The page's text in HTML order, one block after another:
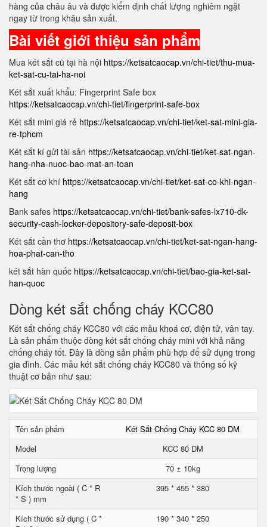
hàng của châu âu và được kiểm định chất lượng nghiêm ngặt
ngay từ trong khâu sản xuất.
Bài viết giới thiệu sản phẩm
Mua két sắt cũ tại hà nội https://ketsatcaocap.vn/chi-tiet/thu-mua-
ket-sat-cu-tai-ha-noi
Két sắt xuất khẩu: Fingerprint Safe box
https://ketsatcaocap.vn/chi-tiet/fingerprint-safe-box
Két sắt mini giá rẻ https://ketsatcaocap.vn/chi-tiet/ket-sat-mini-gia-
re-tphcm
Két sắt kí gửi tài sản https://ketsatcaocap.vn/chi-tiet/ket-sat-ngan-
hang-nha-nuoc-bao-mat-an-toan
Két sắt cơ khí https://ketsatcaocap.vn/chi-tiet/ket-sat-co-khi-ngan-
hang
Bank safes https://ketsatcaocap.vn/chi-tiet/bank-safes-lx710-dk-
security-cash-locker-depository-safe-deposit-box
Két sắt cần thơ https://ketsatcaocap.vn/chi-tiet/ket-sat-ngan-hang-
hoa-phat-can-tho
két sắt hàn quốc https://ketsatcaocap.vn/chi-tiet/bao-gia-ket-sat-
han-quoc
Dòng két sắt chống cháy KCC80
Két sắt chống cháy KCC80 với các mẫu khoá cơ, điện tử, vân tay.
Là sản phẩm thuộc dòng két sắt chống cháy mini với khả năng
chống cháy tốt. Đây là dòng sản phẩm phù hợp để sử dụng trong
gia đình. Các mẫu két sắt chống cháy KCC80 và thông số kỹ
thuật cơ bản như sau:
Tên sản phẩm
Két Sắt Chống Cháy KCC 80 DM
Model
KCC 80 DM
Trọng lượng
70 ± 10kg
Kích thước ngoài ( C * R
* S ) mm
395 * 455 * 380
Kích thước sử dụng ( C *
190 * 340 * 250